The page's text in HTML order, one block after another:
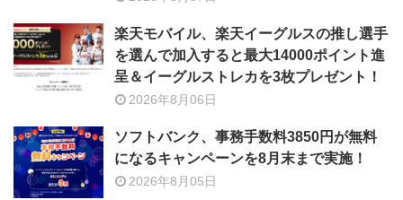
楽天モバイル、楽天イーグルスの推し選手
を選んで加入すると最大14000ポイント進
呈＆イーグルストレカを3枚プレゼント！
2026年8月06日
ソフトバンク、事務手数料3850円が無料
になるキャンペーンを8月末まで実施！
2026年8月05日